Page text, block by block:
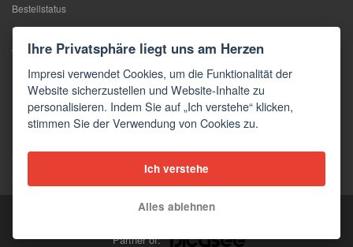
Bestellstatus
Meine Bestellung
Warentausch
Rücktritt vom Vertrag
Reklamation
KONTAKTE
Kontakte
Copyright © 2026 Impresi
Partner of:
Ihre Privatsphäre liegt uns am Herzen
Impresi verwendet Cookies, um die Funktionalität der
Website sicherzustellen und Website-Inhalte zu
personalisieren. Indem Sie auf „Ich verstehe“ klicken,
stimmen Sie der Verwendung von Cookies zu.
Ich verstehe
Alles ablehnen